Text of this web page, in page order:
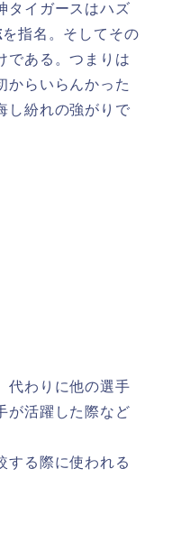
タイガースはハズ
を指名。そしてその
である。つまりは
からいらんかった
し紛れの強がりで
代わりに他の選手
が活躍した際など
する際に使われる